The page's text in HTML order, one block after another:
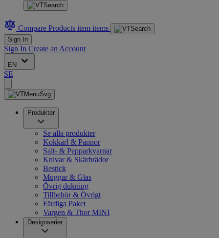
Compare Products item items
Sign In
Sign In Create an Account
EN
SE
Produkter
Se alla produkter
Kokkärl & Pannor
Salt- & Pepparkvarnar
Knivar & Skärbrädor
Bestick
Muggar & Glas
Övrig dukning
Tillbehör & Övrigt
Färdiga Paket
Vargen & Thor MINI
Designserier